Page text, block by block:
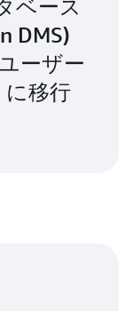
ベース
DMS)
ーザー
に移行